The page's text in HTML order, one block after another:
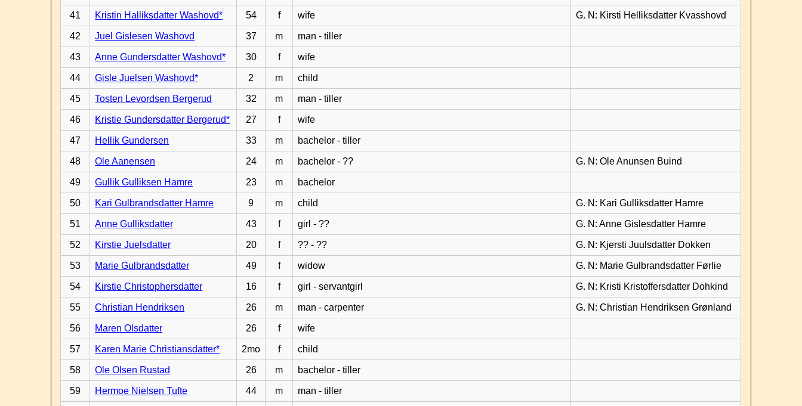
41 Kristin Halliksdatter Washovd* 54 f wife G. N: Kirsti Helliksdatter Kvasshovd
42 Juel Gislesen Washovd 37 m man - tiller
43 Anne Gundersdatter Washovd* 30 f wife
44 Gisle Juelsen Washovd* 2 m child
45 Tosten Levordsen Bergerud 32 m man - tiller
46 Kristie Gundersdatter Bergerud* 27 f wife
47 Hellik Gundersen 33 m bachelor - tiller
48 Ole Aanensen 24 m bachelor - ?? G. N: Ole Anunsen Buind
49 Gullik Gulliksen Hamre 23 m bachelor
50 Kari Gulbrandsdatter Hamre 9 m child G. N: Kari Gulliksdatter Hamre
51 Anne Gulliksdatter 43 f girl - ?? G. N: Anne Gislesdatter Hamre
52 Kirstie Juelsdatter 20 f ?? - ?? G. N: Kjersti Juulsdatter Dokken
53 Marie Gulbrandsdatter 49 f widow G. N: Marie Gulbrandsdatter Førlie
54 Kirstie Christophersdatter 16 f girl - servantgirl G. N: Kristi Kristoffersdatter Dohkind
55 Christian Hendriksen 26 m man - carpenter G. N: Christian Hendriksen Grønland
56 Maren Olsdatter 26 f wife
57 Karen Marie Christiansdatter* 2mo f child
58 Ole Olsen Rustad 26 m bachelor - tiller
59 Hermoe Nielsen Tufte 44 m man - tiller